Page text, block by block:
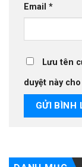
Email *
Lưu tên
duyệt này